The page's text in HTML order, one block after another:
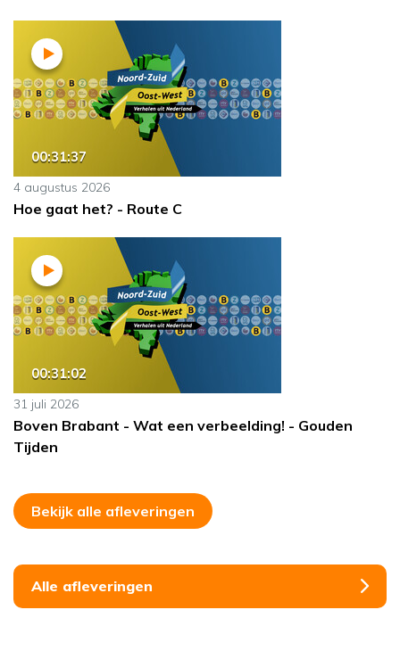
00:31:37
4 augustus 2026
Hoe gaat het? - Route C
00:31:02
31 juli 2026
Boven Brabant - Wat een verbeelding! - Gouden
Tijden
Bekijk alle afleveringen
Alle afleveringen